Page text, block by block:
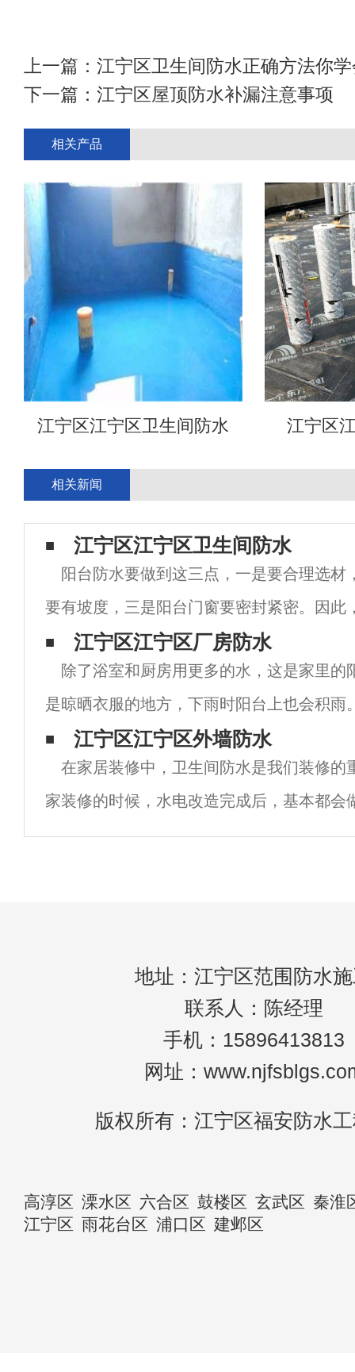
上一篇： 江宁区卫生间防水正确方法你
下一篇： 江宁区屋顶防水补漏注意事项
相关产品
江宁区江宁区卫生间防水 江宁区
相关新闻
江宁区江宁区卫生间防水
阳台防水要做到这三点，一是要合理选材
要有坡度，三是阳台门窗要密封紧密。因此
方面具体说明：1.合理选材。江宁区阳台防
位对防水材料有不同的要求，因此应根据当
江宁区江宁区厂房防水
除了浴室和厨房用更多的水，这是家里的
是晾晒衣服的地方，下雨时阳台上也会积雨
水措施或排水处理，很容易影响室内的正常
台防水是最不可忽视的区域，否则很容易使
江宁区江宁区外墙防水
在家居装修中，卫生间防水是我们装修的
家装修的时候，水电改造完成后，基本都会
但是很多朋友不知道怎么做卫生间防水，需
地址：江宁区范围防水
联系人：陈经理
手机：15896413813
网址：
版权所有：江宁区福安防水
高淳区 溧水区 六合区 鼓楼区 玄武区 秦淮
江宁区 雨花台区 浦口区 建邺区